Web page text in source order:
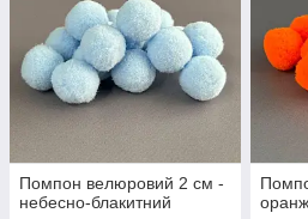
Помпон велюровий 2 см -
небесно-блакитний